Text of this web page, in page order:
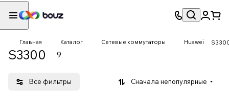
Главная Каталог Сетевые коммутаторы Huawei
S3300 9
Все фильтры Сначала непопулярные